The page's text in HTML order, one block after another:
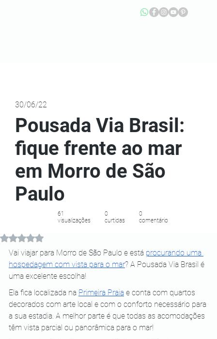
Avaliado com NaN de 5 estrelas.
Vai viajar para Morro de São Paulo e está procurando uma
hospedagem com vista para o mar? A Pousada Via Brasil é
uma excelente escolha!
Ela fica localizada na Primeira Praia e conta com quartos
decorados com arte local e com o conforto necessário para
a sua estadia. A melhor parte é que todas as acomodações
têm vista parcial ou panorâmica para o mar!
61
visualizações
0
curtidas
0
comentário
Pousada Via Brasil:
fique frente ao mar
em Morro de São
Paulo
30/06/22